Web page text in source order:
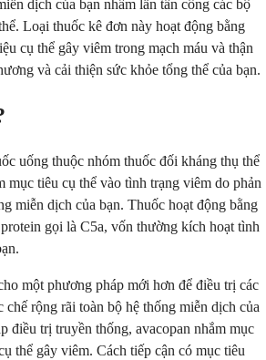
dịch của bạn nhầm lẫn tấn công các bộ
Loại thuốc kê đơn này hoạt động bằng
cụ thể gây viêm trong mạch máu và thận
và cải thiện sức khỏe tổng thể của bạn.
uống thuộc nhóm thuốc đối kháng thụ thể
mục tiêu cụ thể vào tình trạng viêm do phản
miễn dịch của bạn. Thuốc hoạt động bằng
gọi là C5a, vốn thường kích hoạt tình
một phương pháp mới hơn để điều trị các
rộng rãi toàn bộ hệ thống miễn dịch của
điều trị truyền thống, avacopan nhắm mục
thể gây viêm. Cách tiếp cận có mục tiêu